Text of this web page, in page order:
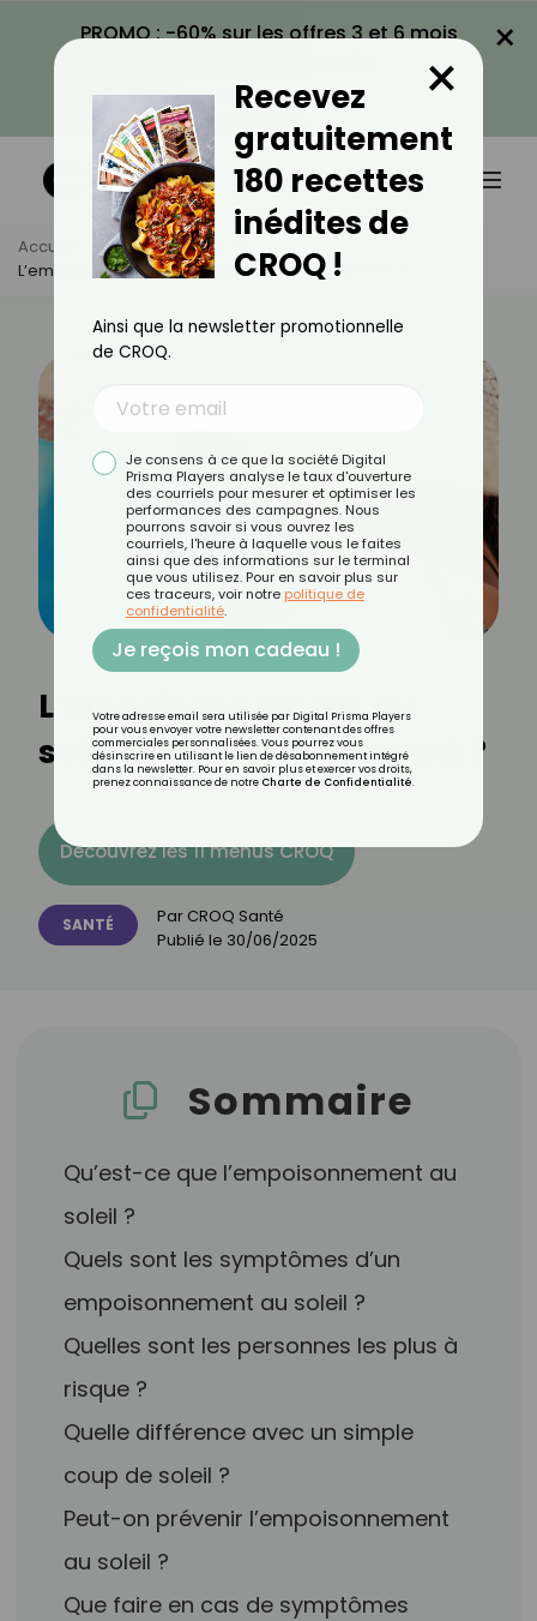
PROMO : -60% sur les offres 3 et 6 mois
VOIR LA PROMO
×
Accueil Actus
Santé
L’empoisonnement Au Soleil Existe-T-Il Vraiment ?
L’empoisonnement au
soleil existe-t-il vraiment ?
Découvrez les 11 menus CROQ
SANTÉ Par CROQ Santé
Publié le 30/06/2025
Sommaire
Qu’est-ce que l’empoisonnement au
soleil ?
Quels sont les symptômes d’un
empoisonnement au soleil ?
Quelles sont les personnes les plus à
risque ?
Quelle différence avec un simple
coup de soleil ?
Peut-on prévenir l’empoisonnement
au soleil ?
Que faire en cas de symptômes
Recevez
gratuitement
180 recettes
inédites de
CROQ !
×
Ainsi que la newsletter promotionnelle
de CROQ.
Je consens à ce que la société Digital
Prisma Players analyse le taux d'ouverture
des courriels pour mesurer et optimiser les
performances des campagnes. Nous
pourrons savoir si vous ouvrez les
courriels, l'heure à laquelle vous le faites
ainsi que des informations sur le terminal
que vous utilisez. Pour en savoir plus sur
ces traceurs, voir notre politique de
confidentialité.
Je reçois mon cadeau !
Votre adresse email sera utilisée par Digital Prisma Players
pour vous envoyer votre newsletter contenant des offres
commerciales personnalisées. Vous pourrez vous
désinscrire en utilisant le lien de désabonnement intégré
dans la newsletter. Pour en savoir plus et exercer vos droits,
prenez connaissance de notre Charte de Confidentialité.